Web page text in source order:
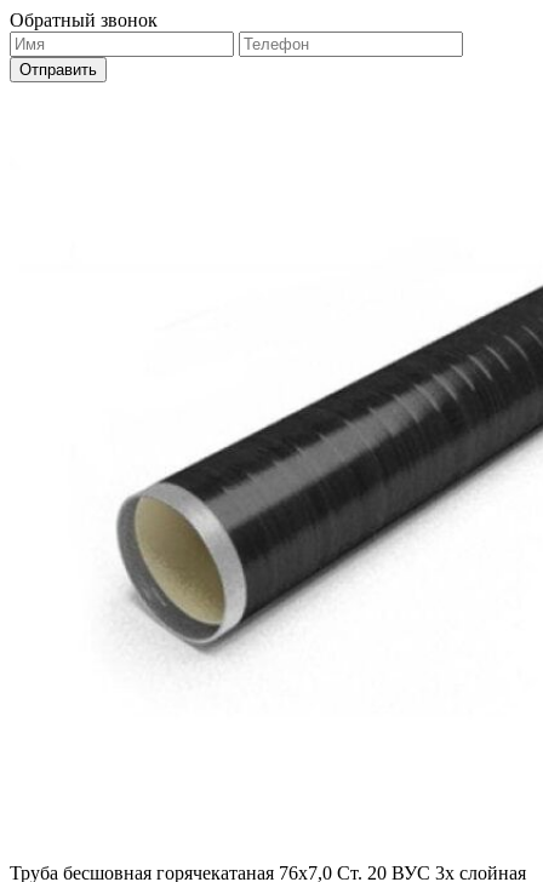
Обратный звонок
Труба бесшовная горячекатаная 76х7,0 Ст. 20 ВУС 3х слойная